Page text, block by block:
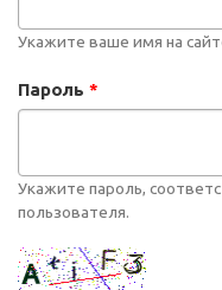
Укажите ваше имя на
Пароль *
Укажите пароль,
пользователя.